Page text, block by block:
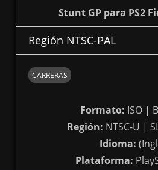
Stunt GP para PS2
Región NTSC-PAL
CARRERAS
Formato: ISO |
Región: NTSC-U |
Idioma:
Plataforma: